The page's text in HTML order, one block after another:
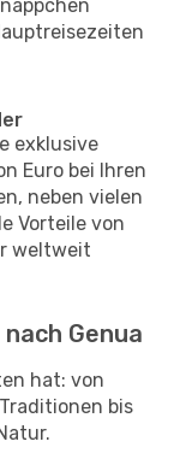
exklusive
Euro bei Ihren
neben vielen
Vorteile von
weltweit
Genua
hat: von
bis